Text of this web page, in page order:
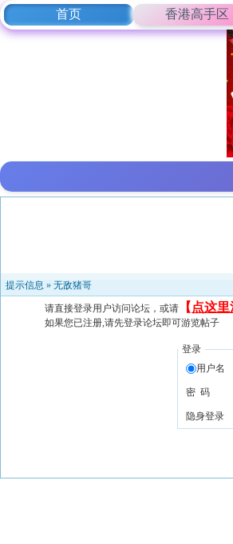
首页 香港高手区
提示信息 » 无敌猪哥
请直接登录用户访问论坛，或请 【 点这里
如果您已注册,请先登录论坛即可游览帖子
登录
用户名
密 码
隐身登录